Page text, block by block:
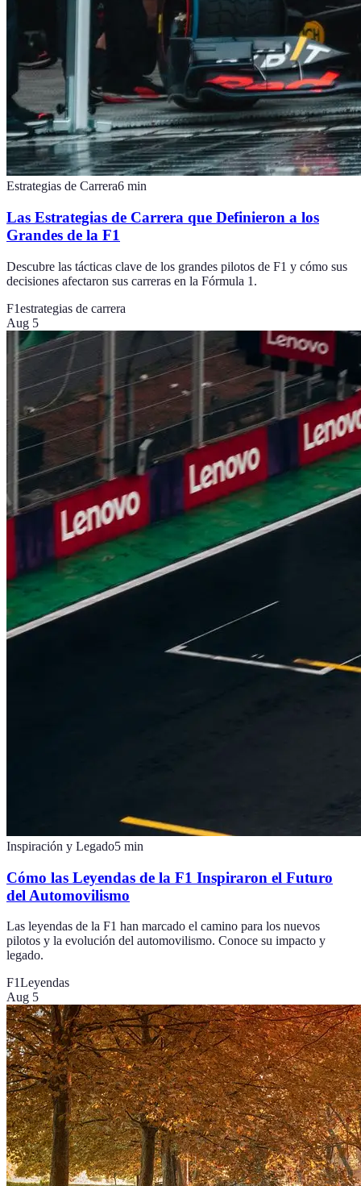
Estrategias de Carrera6 min
Las Estrategias de Carrera que Definieron a los
Grandes de la F1
Descubre las tácticas clave de los grandes pilotos de F1 y cómo sus
decisiones afectaron sus carreras en la Fórmula 1.
F1estrategias de carrera
Aug 5
Inspiración y Legado5 min
Cómo las Leyendas de la F1 Inspiraron el Futuro
del Automovilismo
Las leyendas de la F1 han marcado el camino para los nuevos
pilotos y la evolución del automovilismo. Conoce su impacto y
legado.
F1Leyendas
Aug 5